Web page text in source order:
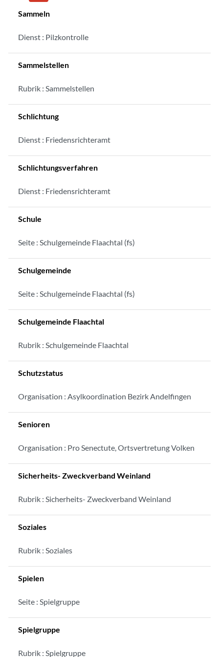
Sammeln
Dienst : Pilzkontrolle
Sammelstellen
Rubrik : Sammelstellen
Schlichtung
Dienst : Friedensrichteramt
Schlichtungsverfahren
Dienst : Friedensrichteramt
Schule
Seite : Schulgemeinde Flaachtal (fs)
Schulgemeinde
Seite : Schulgemeinde Flaachtal (fs)
Schulgemeinde Flaachtal
Rubrik : Schulgemeinde Flaachtal
Schutzstatus
Organisation : Asylkoordination Bezirk Andelfingen
Senioren
Organisation : Pro Senectute, Ortsvertretung Volken
Sicherheits- Zweckverband Weinland
Rubrik : Sicherheits- Zweckverband Weinland
Soziales
Rubrik : Soziales
Spielen
Seite : Spielgruppe
Spielgruppe
Rubrik : Spielgruppe